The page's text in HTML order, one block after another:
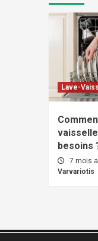
Lave-
besoins
7 mois
Varvariotis